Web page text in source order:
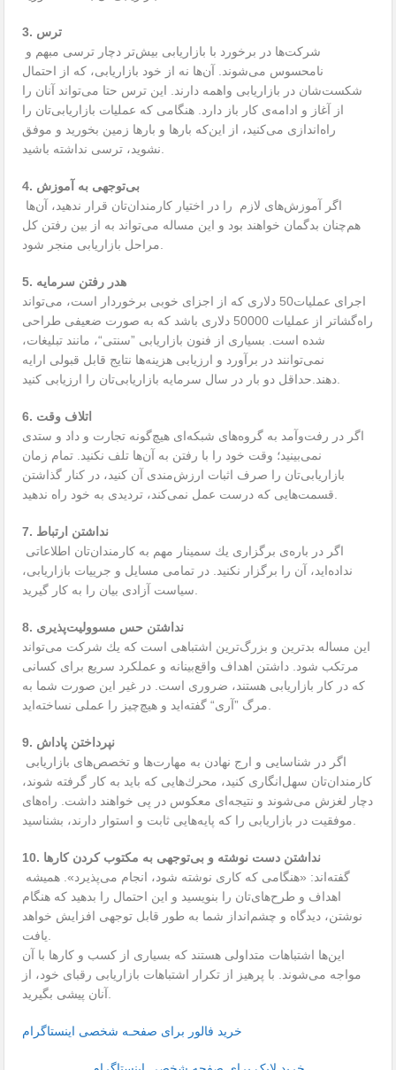
3. ترس
نامحسوس می‌شوند. آن‌ها نه از خود بازاریابی، كه از احتمال
شكست‌شان در بازاریابی واهمه دارند. این ترس حتا می‌تواند آنان را
از آغاز و ادامه‌ی كار باز دارد. هنگامی كه عملیات بازاریابی‌تان را
راه‌اندازی می‌كنید، از این‌كه بارها و بارها زمین بخورید و موفق
4. بی‌توجهی به آموزش
هم‌چنان بدگمان خواهند بود و این مساله می‌تواند به از بین رفتن كل
5. هدر رفتن سرمایه
اجرای عملیات50 دلاری كه از اجزای خوبی برخوردار است، می‌تواند
راه‌گشاتر از عملیات 50000 دلاری باشد كه به صورت ضعیفی طراحی
شده است. بسیاری از فنون بازاریابی ”‌سنتی“، مانند تبلیغات،
نمی‌توانند در برآورد و ارزیابی هزینه‌ها نتایج قابل قبولی ارایه
6. اتلاف وقت
اگر در رفت‌وآمد به گروه‌های شبكه‌ای هیچ‌گونه تجارت و داد و ستدی
نمی‌بینید؛ وقت خود را با رفتن به آن‌ها تلف نكنید. تمام زمان
بازاریابی‌تان را صرف اثبات ارزش‌مندی آن كنید، در كنار گذاشتن
7. نداشتن ارتباط
نداده‌اید، آن را برگزار نكنید. در تمامی مسایل و جرییات بازاریابی،
8. نداشتن حس مسوولیت‌پذیری
این مساله بدترین و بزرگ‌ترین اشتباهی است كه یك شركت می‌تواند
مرتكب شود. داشتن اهداف واقع‌بینانه و عملكرد سریع برای كسانی
كه در كار بازاریابی هستند، ضروری است. در غیر این صورت شما به
9. نپرداختن پاداش
كارمندان‌تان سهل‌انگاری كنید، محرك‌هایی كه باید به كار گرفته شوند،
دچار لغزش می‌شوند و نتیجه‌ای معكوس در پی خواهند داشت. راه‌های
10. نداشتن دست نوشته و بی‌توجهی به مكتوب كردن كارها
اهداف و طرح‌های‌تان را بنویسید و این احتمال را بدهید كه هنگام
نوشتن، دیدگاه و چشم‌انداز شما به طور قابل توجهی افزایش خواهد
این‌ها اشتباهات متداولی هستند كه بسیاری از كسب و كارها با آن
مواجه می‌شوند. با پرهیز از تكرار اشتباهات بازاریابی رقبای خود، از
خرید فالور برای صفحـه شخصی اینستاگرام